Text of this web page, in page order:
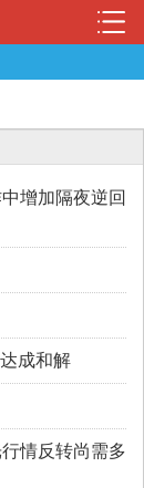
增加隔夜逆回
成和解
情反转尚需多